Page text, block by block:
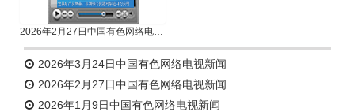
2026年2月27日中国有色网络电视新闻
2026年3月24日中国有色网络电视新闻
2026年2月27日中国有色网络电视新闻
2026年1月9日中国有色网络电视新闻